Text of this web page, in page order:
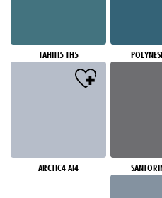
TAHITI5 TH5
ARCTIC4 AI4